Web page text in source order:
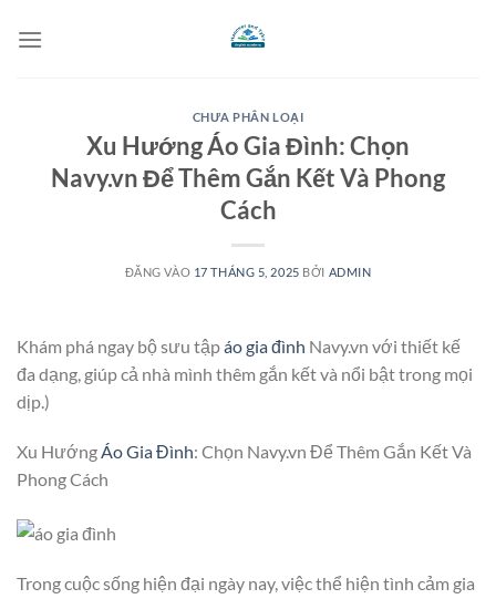
qua
CHƯA PHÂN LOẠI
Xu Hướng Áo Gia Đình: Chọn
Navy.vn Để Thêm Gắn Kết Và Phong
Cách
ĐĂNG VÀO 17 THÁNG 5, 2025 BỞI ADMIN
Khám phá ngay bộ sưu tậpáo gia đình Navy.vn với thiết kế
đa dạng, giúp cả nhà mình thêm gắn kết và nổi bật trong mọi
dịp.)
Xu HướngÁo Gia Đình: Chọn Navy.vn Để Thêm Gắn Kết Và
Phong Cách
Trong cuộc sống hiện đại ngày nay, việc thể hiện tình cảm gia